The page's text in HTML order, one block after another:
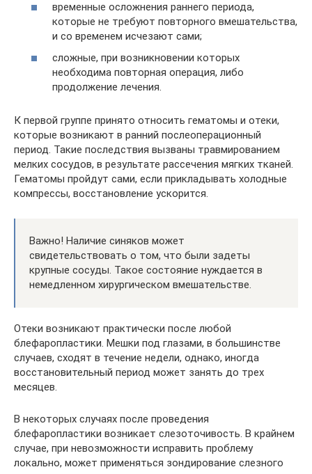
временные осложнения раннего периода,
которые не требуют повторного вмешательства,
и со временем исчезают сами;
сложные, при возникновении которых
необходима повторная операция, либо
продолжение лечения.
К первой группе принято относить гематомы и отеки,
которые возникают в ранний послеоперационный
период. Такие последствия вызваны травмированием
мелких сосудов, в результате рассечения мягких тканей.
Гематомы пройдут сами, если прикладывать холодные
компрессы, восстановление ускорится.
Важно! Наличие синяков может
свидетельствовать о том, что были задеты
крупные сосуды. Такое состояние нуждается в
немедленном хирургическом вмешательстве.
Отеки возникают практически после любой
блефаропластики. Мешки под глазами, в большинстве
случаев, сходят в течение недели, однако, иногда
восстановительный период может занять до трех
месяцев.
В некоторых случаях после проведения
блефаропластики возникает слезоточивость. В крайнем
случае, при невозможности исправить проблему
локально, может применяться зондирование слезного